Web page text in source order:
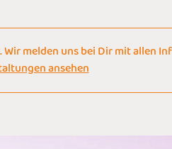
melden uns bei Dir mit allen
ansehen